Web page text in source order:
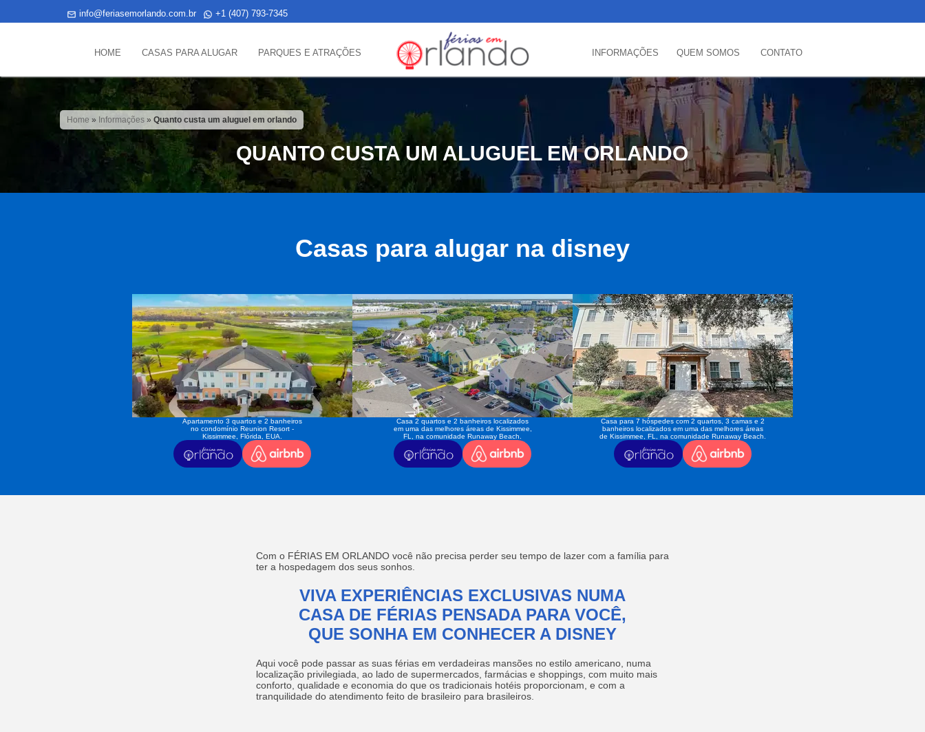
info@feriasemorlando.com.br +1 (407) 793-7345
HOME CASAS PARA ALUGAR PARQUES E ATRAÇÕES INFORMAÇÕES QUEM SOMOS CONTATO
Home » Informações »Quanto custa um aluguel em orlando
QUANTO CUSTA UM ALUGUEL EM ORLANDO
Casas para alugar na disney
Apartamento 3 quartos e 2 banheiros
no condomínio Reunion Resort -
Kissimmee, Flórida, EUA.
Casa 2 quartos e 2 banheiros localizados
em uma das melhores áreas de Kissimmee,
FL, na comunidade Runaway Beach.
Casa para 7 hóspedes com 2 quartos, 3 camas e 2
banheiros localizados em uma das melhores áreas
de Kissimmee, FL, na comunidade Runaway Beach.
Com o FÉRIAS EM ORLANDO você não precisa perder seu tempo de lazer com a família para
ter a hospedagem dos seus sonhos.
VIVA EXPERIÊNCIAS EXCLUSIVAS NUMA
CASA DE FÉRIAS PENSADA PARA VOCÊ,
QUE SONHA EM CONHECER A DISNEY
Aqui você pode passar as suas férias em verdadeiras mansões no estilo americano, numa
localização privilegiada, ao lado de supermercados, farmácias e shoppings, com muito mais
conforto, qualidade e economia do que os tradicionais hotéis proporcionam, e com a
tranquilidade do atendimento feito de brasileiro para brasileiros.